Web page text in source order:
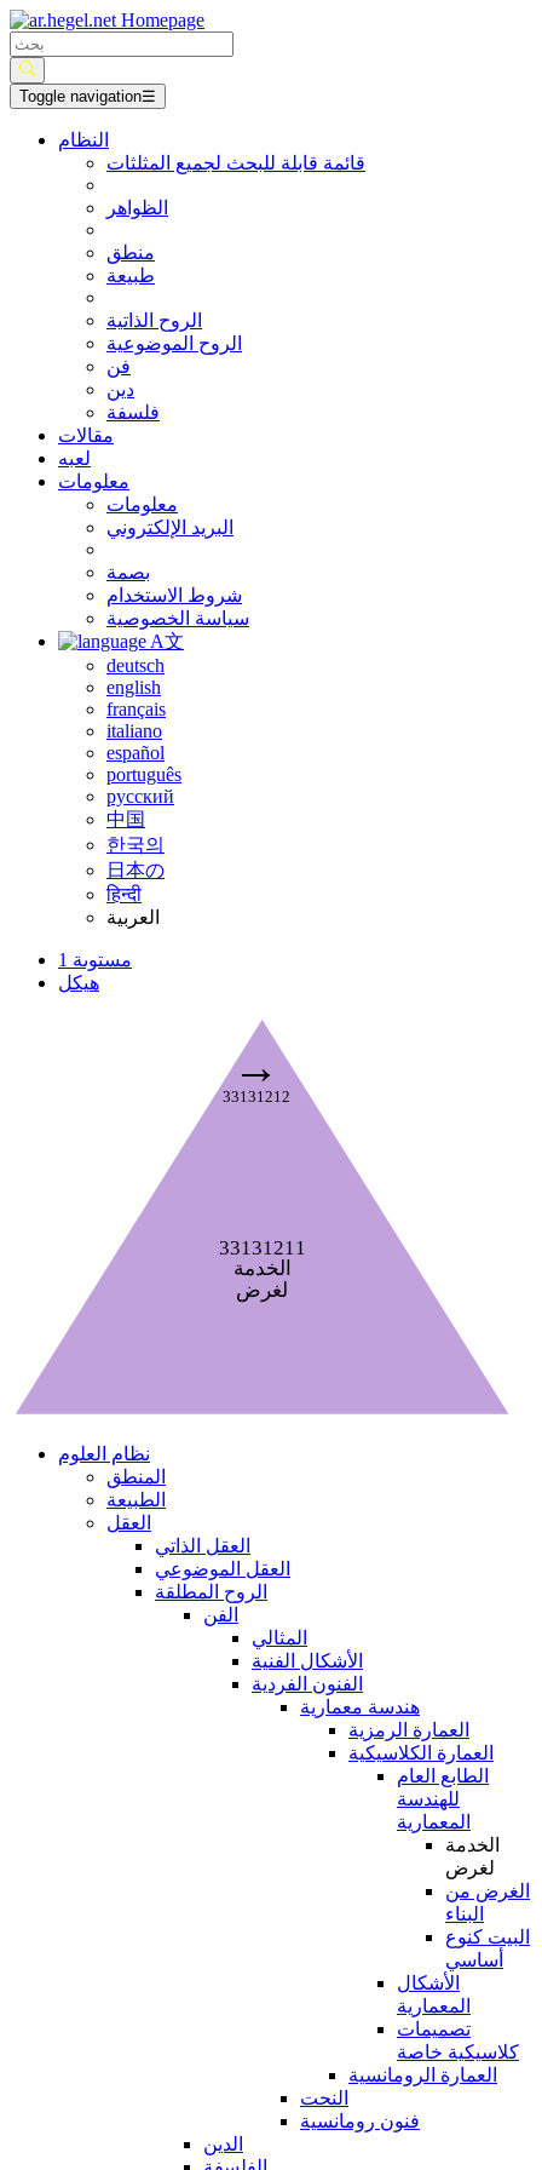
Toggle navigation☰
النظام
قائمة قابلة للبحث لجميع المثلثات
الظواهر
منطق
طبيعة
الروح الذاتية
الروح الموضوعية
فن
دين
فلسفة
مقالات
لعبه
معلومات
معلومات
البريد الإلكتروني
بصمة
شروط الاستخدام
سياسة الخصوصية
A文
deutsch
english
français
italiano
español
português
русский
中国
한국의
日本の
हिन्दी
العربية
مستوىة 1
هيكل
33131211
الخدمة
لغرض
→
33131212
نظام العلوم
المنطق
الطبيعة
العقل
العقل الذاتي
العقل الموضوعي
الروح المطلقة
الفن
المثالي
الأشكال الفنية
الفنون الفردية
هندسة معمارية
العمارة الرمزية
العمارة الكلاسيكية
الطابع العام
للهندسة
المعمارية
الخدمة
لغرض
الغرض من
البناء
البيت كنوع
أساسي
الأشكال
المعمارية
تصميمات
كلاسيكية خاصة
العمارة الرومانسية
النحت
فنون رومانسية
الدين